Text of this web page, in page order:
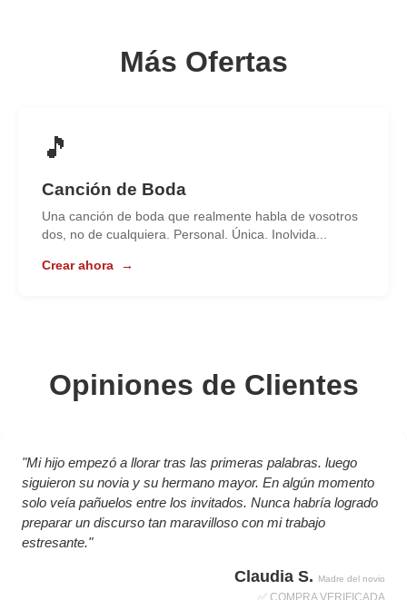
Más Ofertas
🎵
Canción de Boda
Una canción de boda que realmente habla de vosotros
dos, no de cualquiera. Personal. Única. Inolvida...
Crear ahora →
Opiniones de Clientes
"Mi hijo empezó a llorar tras las primeras palabras. luego
siguieron su novia y su hermano mayor. En algún momento
solo veía pañuelos entre los invitados. Nunca habría logrado
preparar un discurso tan maravilloso con mi trabajo
estresante."
Claudia S. Madre del novio
✅ COMPRA VERIFICADA